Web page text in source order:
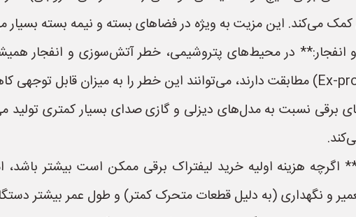
کمک می‌کند. این مزیت به ویژه در فضاهای بسته و نیمه بسته
در محیط‌های پتروشیمی، خطر آتش‌سوزی و انفجار همیشه
نسبت به مدل‌های دیزلی و گازی صدای بسیار کمتری تولید
اگرچه هزینه اولیه خرید لیفتراک برقی ممکن است بیشتر باشد،
و نگهداری (به دلیل قطعات متحرک کمتر) و طول عمر بیشتر